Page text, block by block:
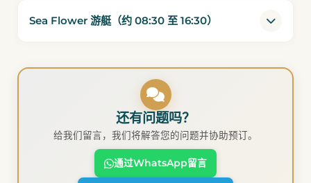
Sea Flower 游艇（约 08:30 至 16:30）
还有问题吗？
给我们留言，我们将解答您的问题并协助预订。
通过WhatsApp留言